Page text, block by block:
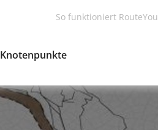
So funktioniert RouteYou
Knotenpunkte